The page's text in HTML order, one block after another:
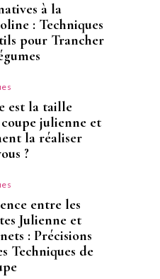
à la
: Techniques
pour Trancher
est la taille
coupe julienne et
la réaliser
?
entre les
Julienne et
: Précisions
Techniques de